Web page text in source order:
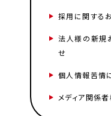
採用に関する
法人様の新規
せ
個人情報苦情
メディア関係